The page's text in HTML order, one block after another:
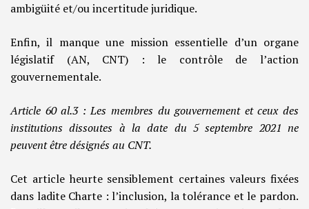
ambigüité et/ou incertitude juridique.
Enfin, il manque une mission essentielle d’un organe
législatif (AN, CNT) : le contrôle de l’action
gouvernementale.
Article 60 al.3 : Les membres du gouvernement et ceux des
institutions dissoutes à la date du 5 septembre 2021 ne
peuvent être désignés au CNT.
Cet article heurte sensiblement certaines valeurs fixées
dans ladite Charte : l’inclusion, la tolérance et le pardon.